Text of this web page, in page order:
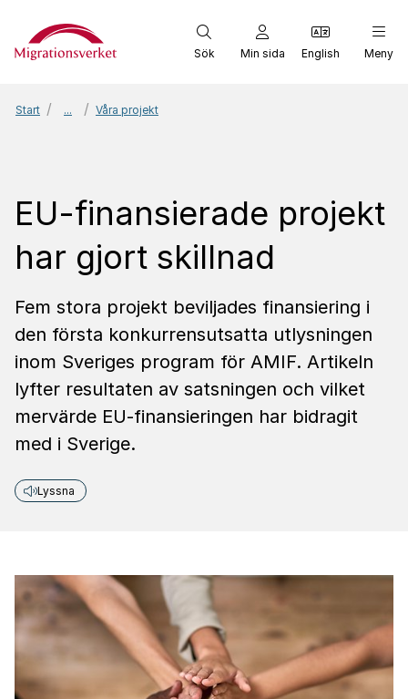
Start
Sök Min sida English Meny
Start ... Våra projekt
EU-finansierade projekt
har gjort skillnad
Fem stora projekt beviljades finansiering i
den första konkurrensutsatta utlysningen
inom Sveriges program för AMIF. Artikeln
lyfter resultaten av satsningen och vilket
mervärde EU-finansieringen har bidragit
med i Sverige.
Lyssna